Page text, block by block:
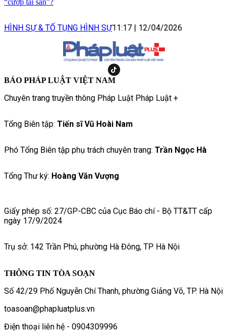
HÌNH SỰ & TỐ TỤNG HÌNH SỰ11:17 | 12/04/2026
BÁO PHÁP LUẬT VIỆT NAM
Chuyên trang truyền thông Pháp Luật Pháp Luật +
Tổng Biên tập: Tiến sĩ Vũ Hoài Nam
Phó Tổng Biên tập phụ trách chuyên trang: Trần Ngọc Hà
Tổng Thư ký: Hoàng Văn Vượng
Giấy phép số: 27/GP-CBC của Cục Báo chí - Bộ TT&TT cấp
ngày 17/9/2024
Trụ sở: 142 Trần Phú, phường Hà Đông, TP Hà Nội
THÔNG TIN TÒA SOẠN
Số 42/29 Phố Nguyễn Chí Thanh, phường Giảng Võ, TP. Hà Nội
toasoan@phapluatplus.vn
Điện thoại liên hệ - 0904309996